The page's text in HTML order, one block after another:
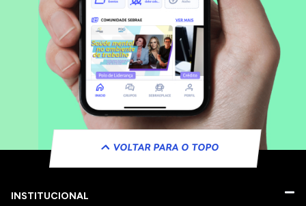
VOLTAR PARA O TOPO
INSTITUCIONAL